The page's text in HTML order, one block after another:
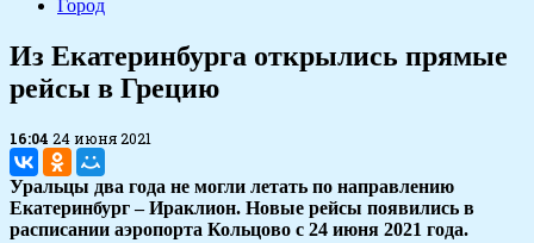
Город
​Из Екатеринбурга открылись прямые
рейсы в Грецию
16:04 24 июня 2021
Уральцы два года не могли летать по направлению
Екатеринбург – Ираклион. Новые рейсы появились в
расписании аэропорта Кольцово с 24 июня 2021 года.